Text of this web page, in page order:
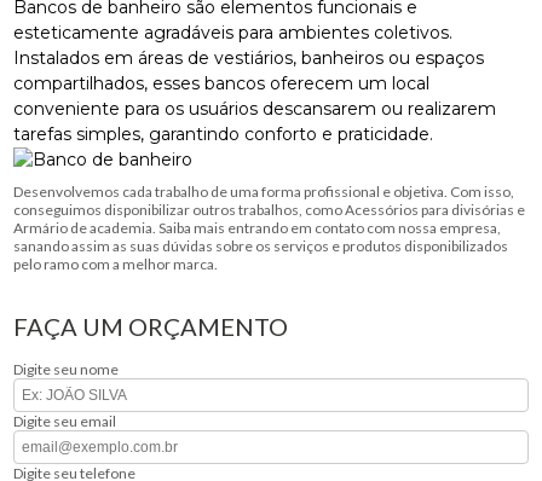
Bancos de banheiro são elementos funcionais e
esteticamente agradáveis ​​para ambientes coletivos.
Instalados em áreas de vestiários, banheiros ou espaços
compartilhados, esses bancos oferecem um local
conveniente para os usuários descansarem ou realizarem
tarefas simples, garantindo conforto e praticidade.
Desenvolvemos cada trabalho de uma forma profissional e objetiva. Com isso,
conseguimos disponibilizar outros trabalhos, como Acessórios para divisórias e
Armário de academia. Saiba mais entrando em contato com nossa empresa,
sanando assim as suas dúvidas sobre os serviços e produtos disponibilizados
pelo ramo com a melhor marca.
FAÇA UM ORÇAMENTO
Digite seu nome
Digite seu email
Digite seu telefone